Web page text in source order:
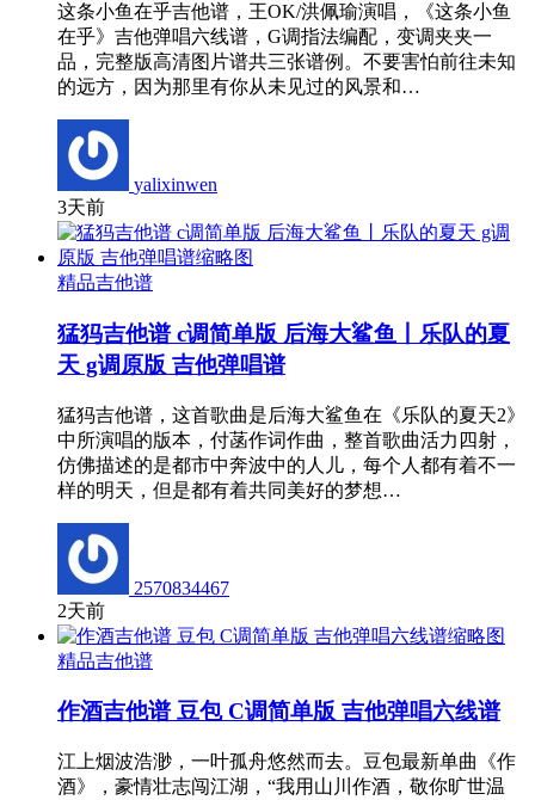
这条小鱼在乎吉他谱，王OK/洪佩瑜演唱，《这条小鱼
在乎》吉他弹唱六线谱，G调指法编配，变调夹夹一
品，完整版高清图片谱共三张谱例。不要害怕前往未知
的远方，因为那里有你从未见过的风景和…
yalixinwen
3天前
精品吉他谱
猛犸吉他谱 c调简单版 后海大鲨鱼丨乐队的夏
天 g调原版 吉他弹唱谱
猛犸吉他谱，这首歌曲是后海大鲨鱼在《乐队的夏天2》
中所演唱的版本，付菡作词作曲，整首歌曲活力四射，
仿佛描述的是都市中奔波中的人儿，每个人都有着不一
样的明天，但是都有着共同美好的梦想…
2570834467
2天前
精品吉他谱
作酒吉他谱 豆包 C调简单版 吉他弹唱六线谱
江上烟波浩渺，一叶孤舟悠然而去。豆包最新单曲《作
酒》，豪情壮志闯江湖，“我用山川作酒，敬你旷世温